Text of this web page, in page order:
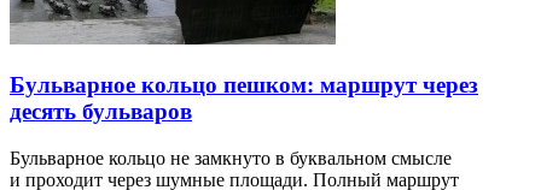
Бульварное кольцо пешком: маршрут через
десять бульваров
Бульварное кольцо не замкнуто в буквальном смысле
и проходит через шумные площади. Полный маршрут